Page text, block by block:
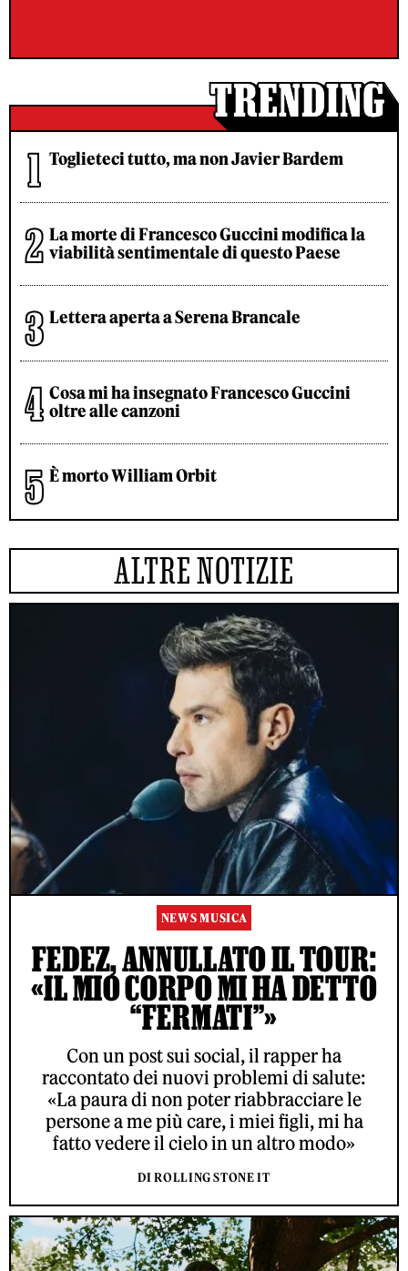
Toglieteci tutto, ma non Javier Bardem
La morte di Francesco Guccini modifica la
viabilità sentimentale di questo Paese
Lettera aperta a Serena Brancale
Cosa mi ha insegnato Francesco Guccini
oltre alle canzoni
È morto William Orbit
ALTRE NOTIZIE
NEWS MUSICA
FEDEZ, ANNULLATO IL TOUR:
«IL MIO CORPO MI HA DETTO
“FERMATI”»
Con un post sui social, il rapper ha
raccontato dei nuovi problemi di salute:
«La paura di non poter riabbracciare le
persone a me più care, i miei figli, mi ha
fatto vedere il cielo in un altro modo»
DI ROLLING STONE IT